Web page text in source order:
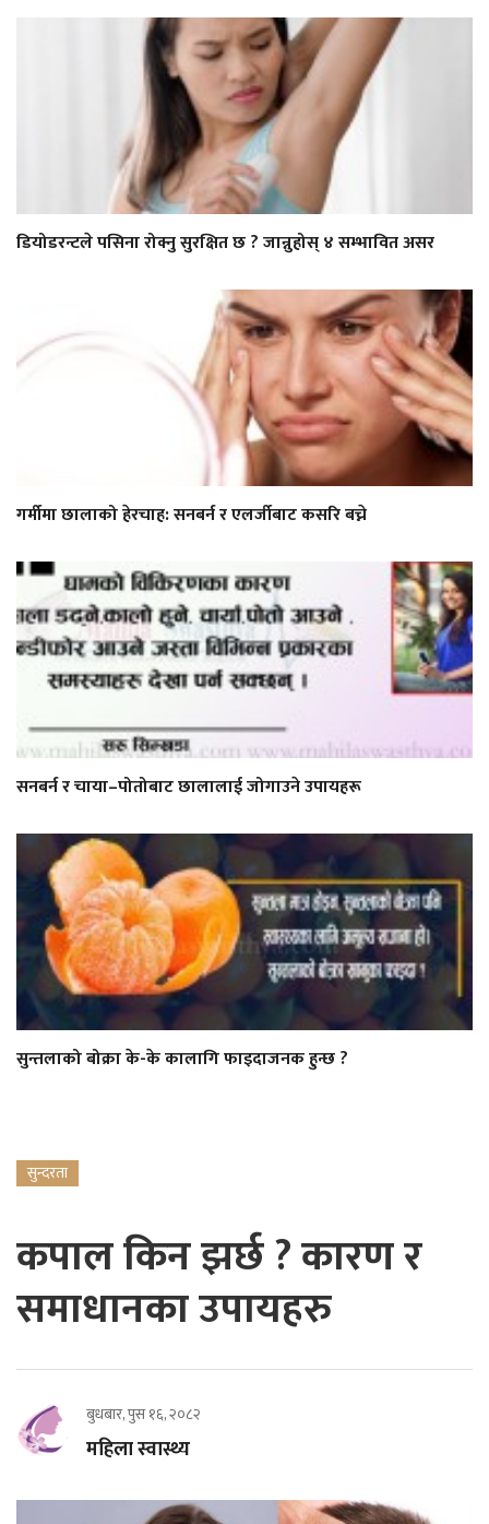
डियोडरन्टले पसिना रोक्नु सुरक्षित छ ? जान्नुहोस् ४ सम्भावित असर
गर्मीमा छालाको हेरचाह: सनबर्न र एलर्जीबाट कसरि बच्ने
सनबर्न र चाया–पोतोबाट छालालाई जोगाउने उपायहरू
सुन्तलाको बोक्रा के-के कालागि फाइदाजनक हुन्छ ?
सुन्दरता
कपाल किन झर्छ ? कारण र
समाधानका उपायहरु
बुधबार, पुस १६, २०८२
महिला स्वास्थ्य